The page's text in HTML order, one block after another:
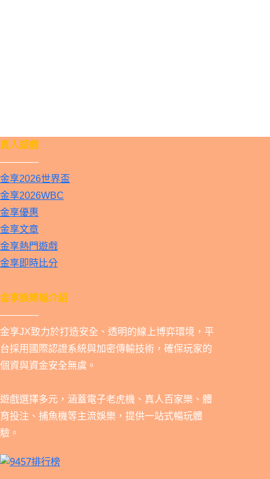
真人遊戲
————
金享2026世界盃
金享2026WBC
金享優惠
金享文章
金享熱門遊戲
金享即時比分
金享娛樂城介紹
————
金享JX致力於打造安全、透明的線上博弈環境，平
台採用國際認證系統與加密傳輸技術，確保玩家的
個資與資金安全無虞。
遊戲選擇多元，涵蓋電子老虎機、真人百家樂、體
育投注、捕魚機等主流娛樂，提供一站式暢玩體
驗。